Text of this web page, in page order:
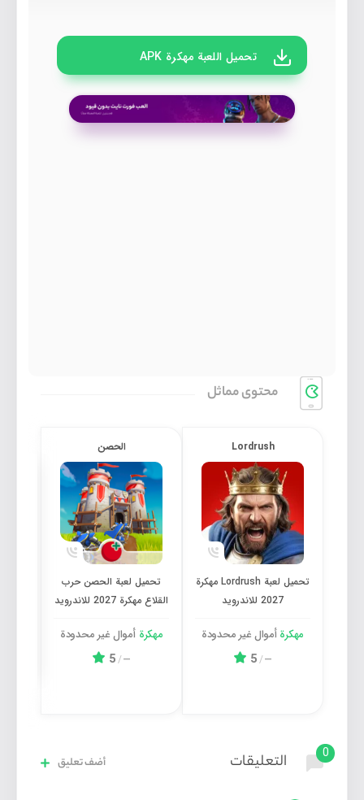
تحميل اللعبة مهكرة APK
محتوی مماثل
Lordrush
تحميل لعبة Lordrush مهكرة 2027 للاندرويد
تحميل لعبة Lordrush مهكرة
2027 للاندرويد
مهكرةأموال غیر محدودة
—
/
5
الحصن
تحميل لعبة الحصن حرب
تحميل لعبة الحصن حرب
القلاع مهكرة 2027 للاندرويد
مهكرةأموال غیر محدودة
—
/
5
0 التعليقات أضف تعليق